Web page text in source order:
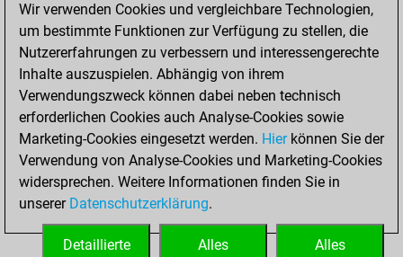
You achieved a
BeautyScore of 29
Fritz
achieved a new Elo
of 1576
Freitag, Januar 14,
2022
You created
your Fritz account
Wir verwenden Cookies und vergleichbare Technologien,
um bestimmte Funktionen zur Verfügung zu stellen, die
Nutzererfahrungen zu verbessern und interessengerechte
Inhalte auszuspielen. Abhängig von ihrem
Verwendungszweck können dabei neben technisch
erforderlichen Cookies auch Analyse-Cookies sowie
Marketing-Cookies eingesetzt werden. Hierkönnen Sie der
Verwendung von Analyse-Cookies und Marketing-Cookies
widersprechen. Weitere Informationen finden Sie in
unserer Datenschutzerklärung.
Alles
Alles
Detaillierte